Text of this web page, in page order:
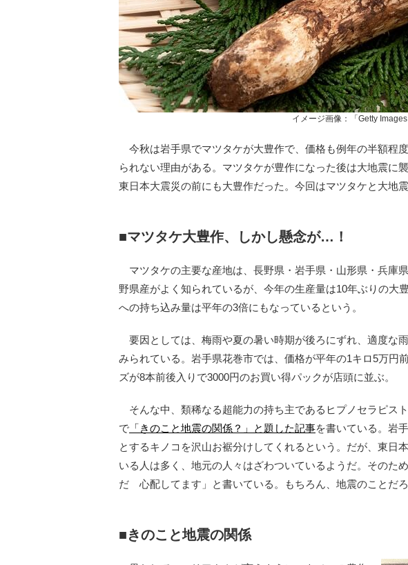
イメージ画像：「Getty Images
今秋は岩手県でマツタケが大豊作で、価格も例年の半額程
られない理由がある。マツタケが豊作になった後は大地震に
東日本大震災の前にも大豊作だった。今回はマツタケと大地
■マツタケ大豊作、しかし懸念が…！
マツタケの主要な産地は、長野県・岩手県・山形県・兵庫
野県産がよく知られているが、今年の生産量は10年ぶりの大
への持ち込み量は平年の3倍にもなっているという。
要因としては、梅雨や夏の暑い時期が後ろにずれ、適度な
みられている。岩手県花巻市では、価格が平年の1キロ5万円
ズが8本前後入りで3000円のお買い得パックが店頭に並ぶ。
そんな中、類稀なる超能力の持ち主であるヒプノセラピス
で 「きのこと地震の関係？」と題した記事を書いている。岩
とするキノコを沢山お裾分けしてくれるという。だが、東日
いる人は多く、地元の人々はざわついているようだ。そのた
だ 心配してます」と書いている。もちろん、地震のことだろ
■きのこと地震の関係